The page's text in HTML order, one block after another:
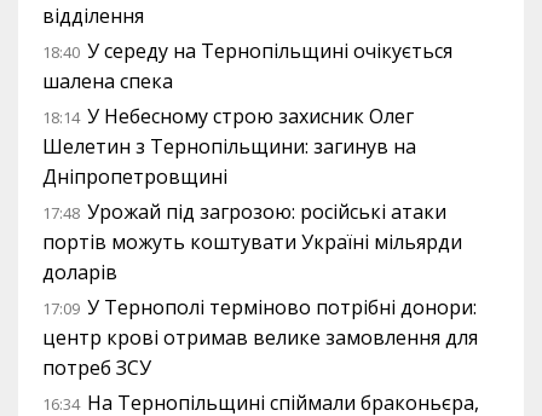
відділення
18:40 У середу на Тернопільщині очікується
шалена спека
18:14 У Небесному строю захисник Олег
Шелетин з Тернопільщини: загинув на
Дніпропетровщині
17:48 Урожай під загрозою: російські атаки
портів можуть коштувати Україні мільярди
доларів
17:09 У Тернополі терміново потрібні донори:
центр крові отримав велике замовлення для
потреб ЗСУ
16:34 На Тернопільщині спіймали браконьєра,